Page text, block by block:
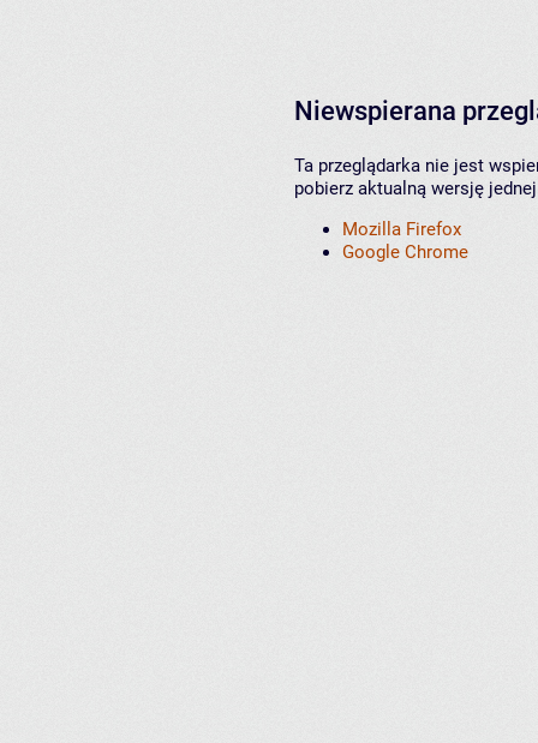
Niewspierana
Ta przeglądarka nie jest
pobierz aktualną wersję
Mozilla Firefox
Google Chrome